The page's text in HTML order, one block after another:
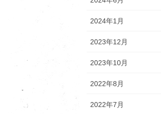
2024年1月
2023年12月
2023年10月
2022年8月
2022年7月